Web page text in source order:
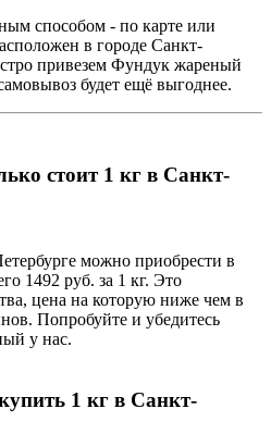
способом - по карте или
в городе Санкт-
привезем Фундук жареный
будет ещё выгоднее.
стоит 1 кг в Санкт-
можно приобрести в
1492 руб. за 1 кг. Это
цена на которую ниже чем в
Попробуйте и убедитесь
у нас.
1 кг в Санкт-